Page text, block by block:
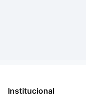
Institucional